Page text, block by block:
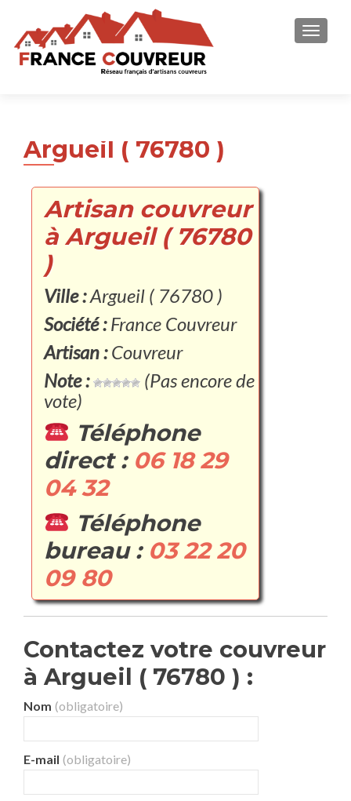
Argueil ( 76780 )
Artisan couvreur
à Argueil ( 76780
)
Ville :Argueil ( 76780 )
Société :France Couvreur
Artisan :Couvreur
Note :
(Pas encore de
vote)
Téléphone
direct : 06 18 29
04 32
Téléphone
bureau : 03 22 20
09 80
Contactez votre couvreur
à Argueil ( 76780 ) :
Nom (obligatoire)
E-mail (obligatoire)